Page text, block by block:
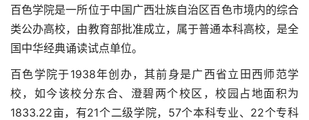
百色学院是一所位于中国广西壮族自治区百色市境内的综合
类公办高校，由教育部批准成立，属于普通本科高校，是全
国中华经典诵读试点单位。
百色学院于1938年创办，其前身是广西省立田西师范学
校，如今该校分东合、澄碧两个校区，校园占地面积为
1833.22亩，有21个二级学院，57个本科专业、22个专科